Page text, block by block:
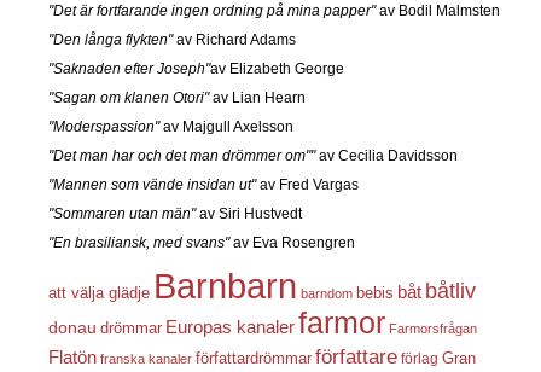
"Det är fortfarande ingen ordning på mina papper"av Bodil Malmsten
"Den långa flykten"av Richard Adams
"Saknaden efter Joseph"av Elizabeth George
"Sagan om klanen Otori"av Lian Hearn
"Moderspassion"av Majgull Axelsson
"Det man har och det man drömmer om""av Cecilia Davidsson
"Mannen som vände insidan ut"av Fred Vargas
"Sommaren utan män"av Siri Hustvedt
"En brasiliansk, med svans"av Eva Rosengren
att välja glädje Barnbarn barndom bebis båt båtliv
donau drömmar Europas kanalerfarmor Farmorsfrågan
Flatön franska kanaler författardrömmar författare förlag Gran